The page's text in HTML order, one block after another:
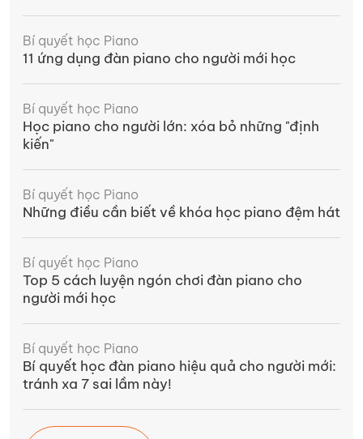
Bí quyết học Piano
11 ứng dụng đàn piano cho người mới học
Bí quyết học Piano
Học piano cho người lớn: xóa bỏ những "định
kiến"
Bí quyết học Piano
Những điều cần biết về khóa học piano đệm hát
Bí quyết học Piano
Top 5 cách luyện ngón chơi đàn piano cho
người mới học
Bí quyết học Piano
Bí quyết học đàn piano hiệu quả cho người mới:
tránh xa 7 sai lầm này!